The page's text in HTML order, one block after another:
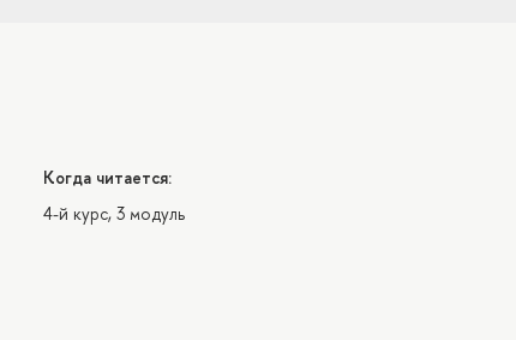
Когда читается:
4-й курс, 3 модуль